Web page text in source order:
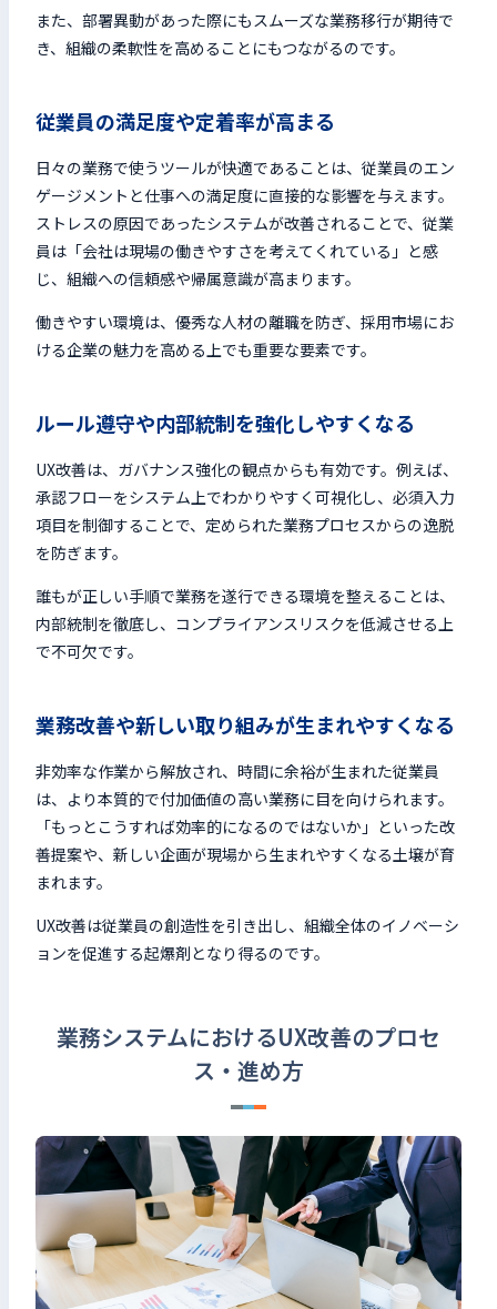
また、部署異動があった際にもスムーズな業務移行が期待で
き、組織の柔軟性を高めることにもつながるのです。
従業員の満足度や定着率が高まる
日々の業務で使うツールが快適であることは、従業員のエン
ゲージメントと仕事への満足度に直接的な影響を与えます。
ストレスの原因であったシステムが改善されることで、従業
員は「会社は現場の働きやすさを考えてくれている」と感
じ、組織への信頼感や帰属意識が高まります。
働きやすい環境は、優秀な人材の離職を防ぎ、採用市場にお
ける企業の魅力を高める上でも重要な要素です。
ルール遵守や内部統制を強化しやすくなる
UX改善は、ガバナンス強化の観点からも有効です。例えば、
承認フローをシステム上でわかりやすく可視化し、必須入力
項目を制御することで、定められた業務プロセスからの逸脱
を防ぎます。
誰もが正しい手順で業務を遂行できる環境を整えることは、
内部統制を徹底し、コンプライアンスリスクを低減させる上
で不可欠です。
業務改善や新しい取り組みが生まれやすくなる
非効率な作業から解放され、時間に余裕が生まれた従業員
は、より本質的で付加価値の高い業務に目を向けられます。
「もっとこうすれば効率的になるのではないか」といった改
善提案や、新しい企画が現場から生まれやすくなる土壌が育
まれます。
UX改善は従業員の創造性を引き出し、組織全体のイノベーシ
ョンを促進する起爆剤となり得るのです。
業務システムにおけるUX改善のプロセ
ス・進め方